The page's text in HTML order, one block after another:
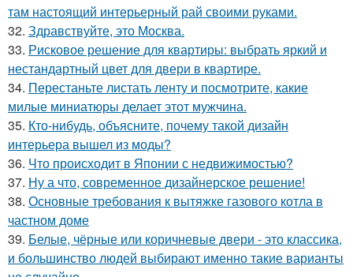
там настоящий интерьерный рай своими руками.
32. Здравствуйте, это Москва.
33. Рисковое решение для квартиры: выбрать яркий и
нестандартный цвет для двери в квартире.
34. Перестаньте листать ленту и посмотрите, какие
милые миниатюры делает этот мужчина.
35. Кто-нибудь, объясните, почему такой дизайн
интерьера вышел из моды?
36. Что происходит в Японии с недвижимостью?
37. Ну а что, современное дизайнерское решение!
38. Основные требования к вытяжке газового котла в
частном доме
39. Белые, чёрные или коричневые двери - это классика,
и большинство людей выбирают именно такие варианты